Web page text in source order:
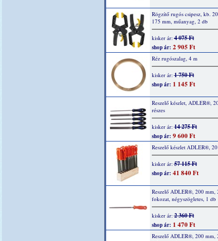
Rögzítő rugós csipesz, kb.
175 mm, műanyag, 2 db
kisker ár:4 075 Ft
shop ár: 2 905 Ft
Réz rugószalag, 4 m
kisker ár:1 750 Ft
shop ár: 1 145 Ft
Reszelő készlet, ADLER®,
részes
kisker ár:14 275 Ft
shop ár: 9 600 Ft
Reszelő készlet ADLER®,
kisker ár:57 115 Ft
shop ár: 41 840 Ft
Reszelő ADLER®, 200 mm,
fokozat, négyszögletes, 1 db
kisker ár:2 360 Ft
shop ár: 1 470 Ft
Reszelő ADLER®, 200 mm,